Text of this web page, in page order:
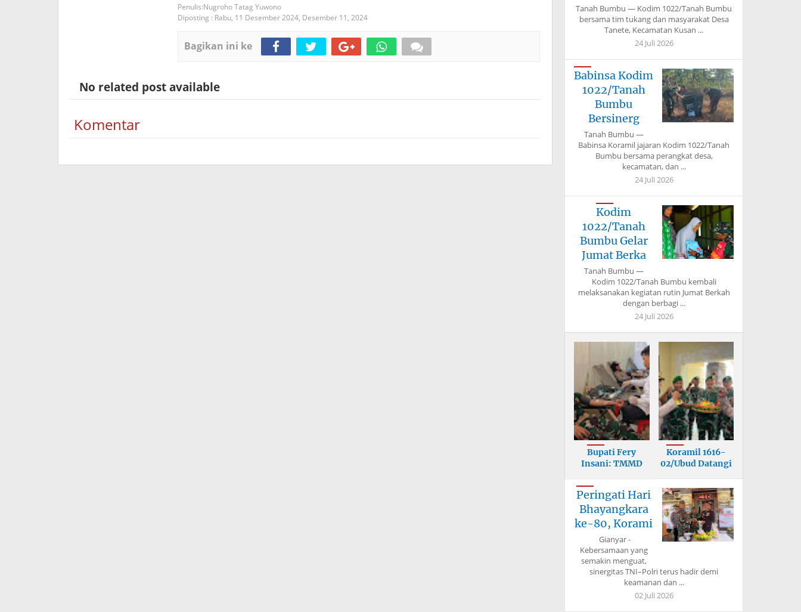
Nugroho Tatag Yuwono
Diposting : Rabu, 11 Desember 2024, Desember 11, 2024
Bagikan ini ke
No related post available
Komentar
Tanah Bumbu — Kodim 1022/Tanah Bumbu
bersama tim tukang dan masyarakat Desa
Tanete, Kecamatan Kusan ...
24 Juli 2026
Babinsa Kodim
1022/Tanah
Bumbu
Bersinerg
Tanah Bumbu —
Babinsa Koramil jajaran Kodim 1022/Tanah
Bumbu bersama perangkat desa,
kecamatan, dan ...
24 Juli 2026
Kodim
1022/Tanah
Bumbu Gelar
Jumat Berka
Tanah Bumbu —
Kodim 1022/Tanah Bumbu kembali
melaksanakan kegiatan rutin Jumat Berkah
dengan berbagi ...
24 Juli 2026
Bupati Fery
Insani: TMMD
Koramil 1616-
02/Ubud Datangi
Peringati Hari
Bhayangkara
ke-80, Korami
Gianyar -
Kebersamaan yang
semakin menguat,
sinergitas TNI–Polri terus hadir demi
keamanan dan ...
02 Juli 2026